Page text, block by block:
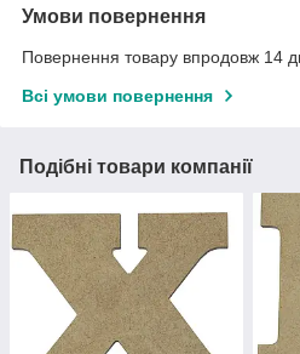
Умови повернення
Повернення товару впродовж 14
Всі умови повернення
Подібні товари компанії